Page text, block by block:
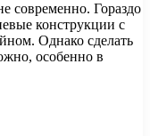
современно. Гораздо
конструкции с
Однако сделать
особенно в